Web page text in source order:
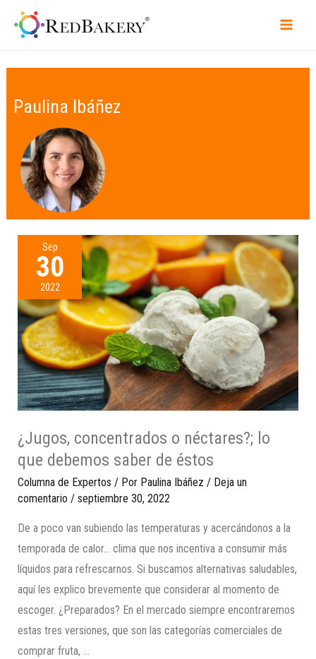
Paulina Ibáñez
Sep
30
2022
¿Jugos, concentrados o néctares?; lo
que debemos saber de éstos
Columna de Expertos / Por Paulina Ibáñez / Deja un
comentario / septiembre 30, 2022
De a poco van subiendo las temperaturas y acercándonos a la
temporada de calor… clima que nos incentiva a consumir más
líquidos para refrescarnos. Si buscamos alternativas saludables,
aquí les explico brevemente que considerar al momento de
escoger. ¿Preparados? En el mercado siempre encontraremos
estas tres versiones, que son las categorías comerciales de
comprar fruta, …